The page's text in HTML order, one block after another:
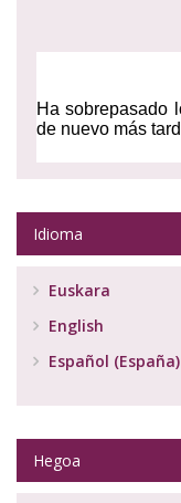
Idioma
Euskara
English
Español (España)
Hegoa